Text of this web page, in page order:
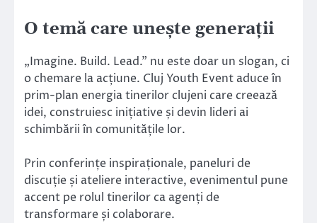
O temă care unește generații
„Imagine. Build. Lead.” nu este doar un slogan, ci
o chemare la acțiune. Cluj Youth Event aduce în
prim-plan energia tinerilor clujeni care creează
idei, construiesc inițiative și devin lideri ai
schimbării în comunitățile lor.
Prin conferințe inspiraționale, paneluri de
discuție și ateliere interactive, evenimentul pune
accent pe rolul tinerilor ca agenți de
transformare și colaborare.